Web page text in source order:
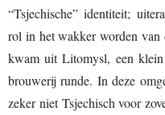
“Tsjechische” identiteit;
rol in het wakker worden van
kwam uit Litomysl, een
brouwerij runde. In deze
zeker niet Tsjechisch voor